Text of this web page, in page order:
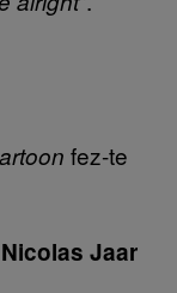
fez-te
Jaar